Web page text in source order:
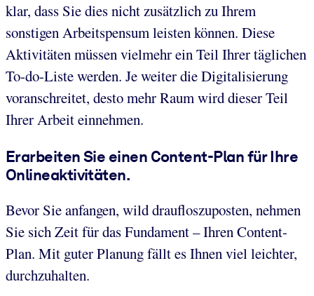
klar, dass Sie dies nicht zusätzlich zu Ihrem
sonstigen Arbeitspensum leisten können. Diese
Aktivitäten müssen vielmehr ein Teil Ihrer täglichen
To-do-Liste werden. Je weiter die Digitalisierung
voranschreitet, desto mehr Raum wird dieser Teil
Ihrer Arbeit einnehmen.
Erarbeiten Sie einen Content-Plan für Ihre
Onlineaktivitäten.
Bevor Sie anfangen, wild draufloszuposten, nehmen
Sie sich Zeit für das Fundament – Ihren Content-
Plan. Mit guter Planung fällt es Ihnen viel leichter,
durchzuhalten.